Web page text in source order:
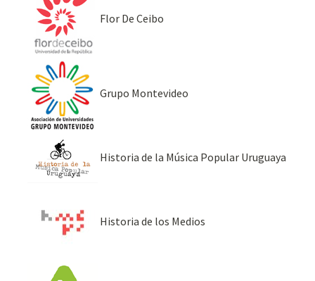
Flor De Ceibo
Grupo Montevideo
Historia de la Música Popular Uruguaya
Historia de los Medios